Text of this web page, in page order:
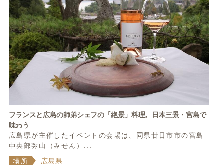
フランスと広島の師弟シェフの「絶景」料理。日本三景・宮島で
味わう
広島県が主催したイベントの会場は、同県廿日市市の宮島
中央部弥山（みせん）...
場所
広島県